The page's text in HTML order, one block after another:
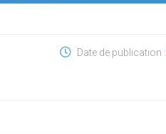
Date de publication :